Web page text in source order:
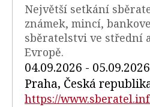
Největší setkání
známek, mincí,
sběratelstvi ve střední
Evropě.
04.09.2026 - 05.09.2026
Praha, Česká
https://